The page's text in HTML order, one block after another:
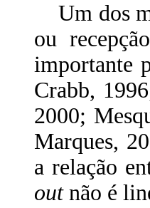
Um dos
ou
importante
Crabb,
2000;
Marques,
a relação
outnão é